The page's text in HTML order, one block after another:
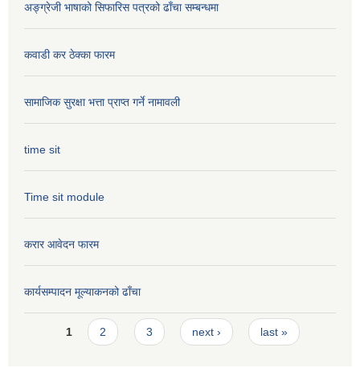
अङ्ग्रेजी भाषाको सिफारिस पत्रको ढाँचा सम्बन्धमा
कवाडी कर ठेक्का फारम
सामाजिक सुरक्षा भत्ता प्राप्त गर्ने नामावली
time sit
Time sit module
करार आवेदन फारम
कार्यसम्पादन मूल्या‌कनको ढाँचा
Pages
1 2 3 next › last »